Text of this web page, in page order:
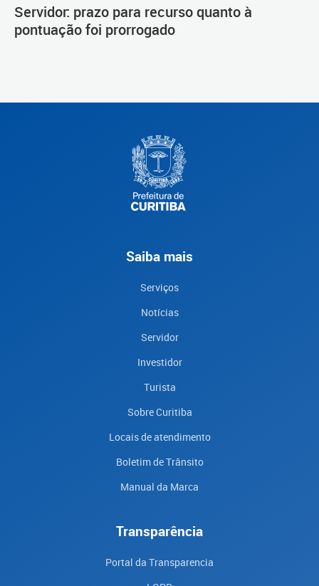
Servidor: prazo para recurso quanto à
pontuação foi prorrogado
Saiba mais
Serviços
Notícias
Servidor
Investidor
Turista
Sobre Curitiba
Locais de atendimento
Boletim de Trânsito
Manual da Marca
Transparência
Portal da Transparencia